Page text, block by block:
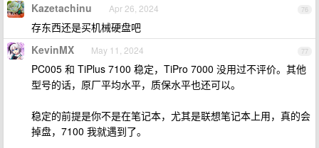
76
Kazetachinu Apr 26, 2024
存东西还是买机械硬盘吧
77
KevinMX May 11, 2024
PC005 和 TiPlus 7100 稳定，TiPro 7000 没用过不评价。其他
型号的话，原厂平均水平，质保水平也还可以。
稳定的前提是你不是在笔记本，尤其是联想笔记本上用，真的会
掉盘，7100 我就遇到了。